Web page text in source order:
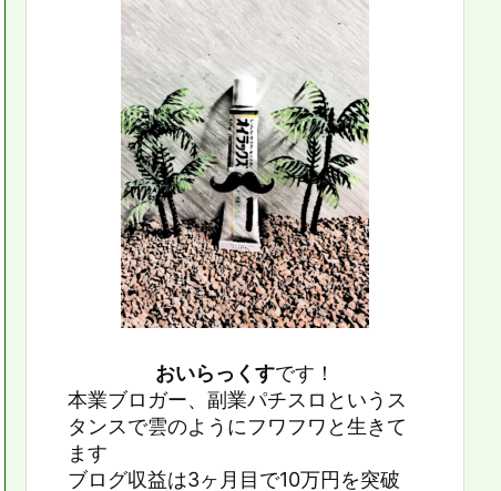
おいらっくすです！
本業ブロガー、副業パチスロというス
タンスで雲のようにフワフワと生きて
ます
ブログ収益は3ヶ月目で10万円を突破